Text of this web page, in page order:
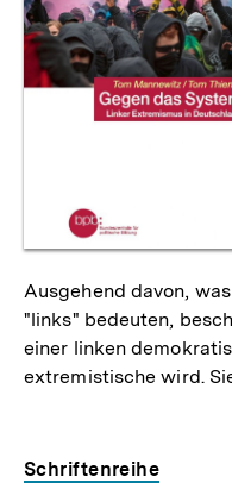
Ausgehend davon,
"links" bedeuten,
einer linken
extremistische wird.
Schriftenreihe